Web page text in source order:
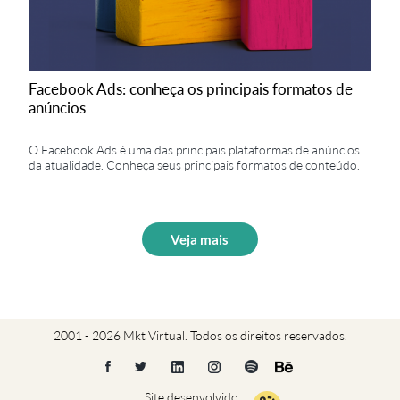
Facebook Ads: conheça os principais formatos de
anúncios
O Facebook Ads é uma das principais plataformas de anúncios
da atualidade. Conheça seus principais formatos de conteúdo.
Veja mais
2001 - 2026 Mkt Virtual. Todos os direitos reservados.
Site desenvolvido